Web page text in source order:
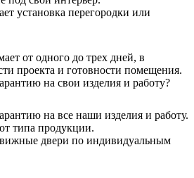
установка перегородки или
от одного до трех дней, в
проекта и готовности помещения.
на свои изделия и работу?
на все наши изделия и работу.
типа продукции.
двери по индивидуальным